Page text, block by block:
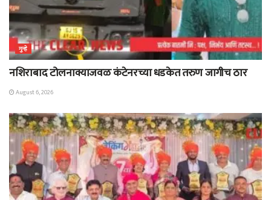
गुन्हे
नशिराबाद टोलनाक्याजवळ कंटेनरच्या धडकेत तरुण जागीच ठार
August 6, 2026